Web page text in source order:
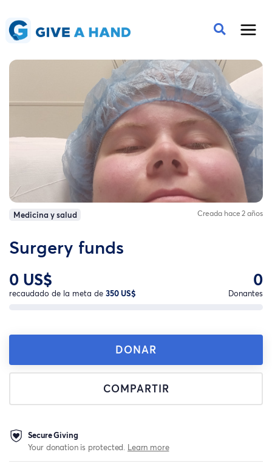
Medicina y salud Creada hace 2 años
Surgery funds
0 US$
recaudado de la meta de 350 US$
0
Donantes
DONAR
COMPARTIR
Secure Giving
Your donation is protected. Learn more